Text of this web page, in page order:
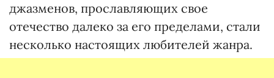
джазменов, прославляющих свое
отечество далеко за его пределами, стали
несколько настоящих любителей жанра.